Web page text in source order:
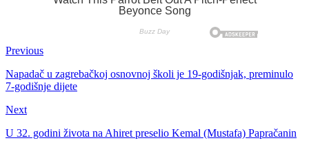
Previous
Napadač u zagrebačkoj osnovnoj školi je 19-godišnjak, preminulo
7-godišnje dijete
Next
U 32. godini života na Ahiret preselio Kemal (Mustafa) Papračanin